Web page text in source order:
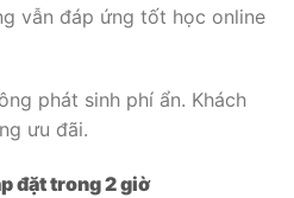
vẫn đáp ứng tốt học online
phát sinh phí ẩn. Khách
ưu đãi.
đặt trong 2 giờ